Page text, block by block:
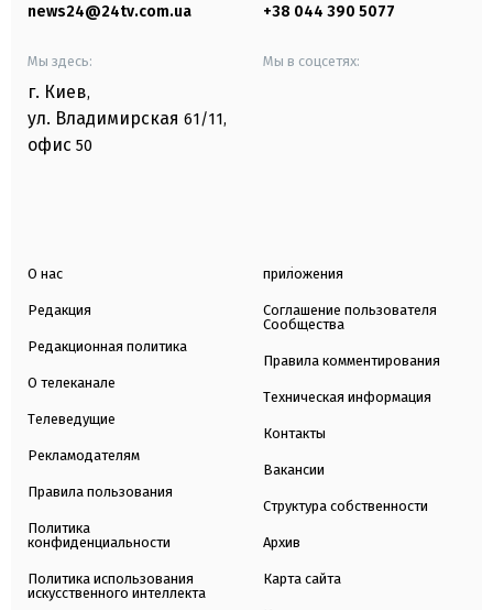
news24@24tv.com.ua +38 044 390 5077
Мы здесь:
г. Киев,
ул. Владимирская 61/11,
офис 50
Мы в соцсетях:
О нас
Редакция
Редакционная политика
О телеканале
Телеведущие
Рекламодателям
Правила пользования
Политика
конфиденциальности
Политика использования
искусственного интеллекта
приложения
Соглашение пользователя
Сообщества
Правила комментирования
Техническая информация
Контакты
Вакансии
Структура собственности
Архив
Карта сайта